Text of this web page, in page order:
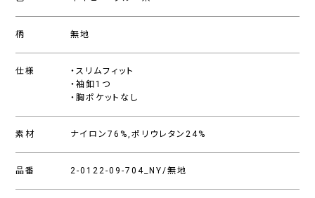
柄 無地
仕様
・スリムフィット
・袖釦1つ
・胸ポケットなし
素材 ナイロン76%,ポリウレタン24%
品番 2-0122-09-704_NY/無地